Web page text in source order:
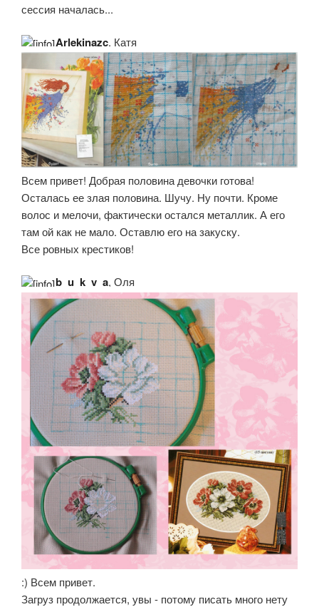
сессия началась...
Arlekinazc, Катя
Всем привет! Добрая половина девочки готова!
Осталась ее злая половина. Шучу. Ну почти. Кроме
волос и мелочи, фактически остался металлик. А его
там ой как не мало. Оставлю его на закуску.
Все ровных крестиков!
b_u_k_v_a, Оля
:) Всем привет.
Загруз продолжается, увы - потому писать много нету